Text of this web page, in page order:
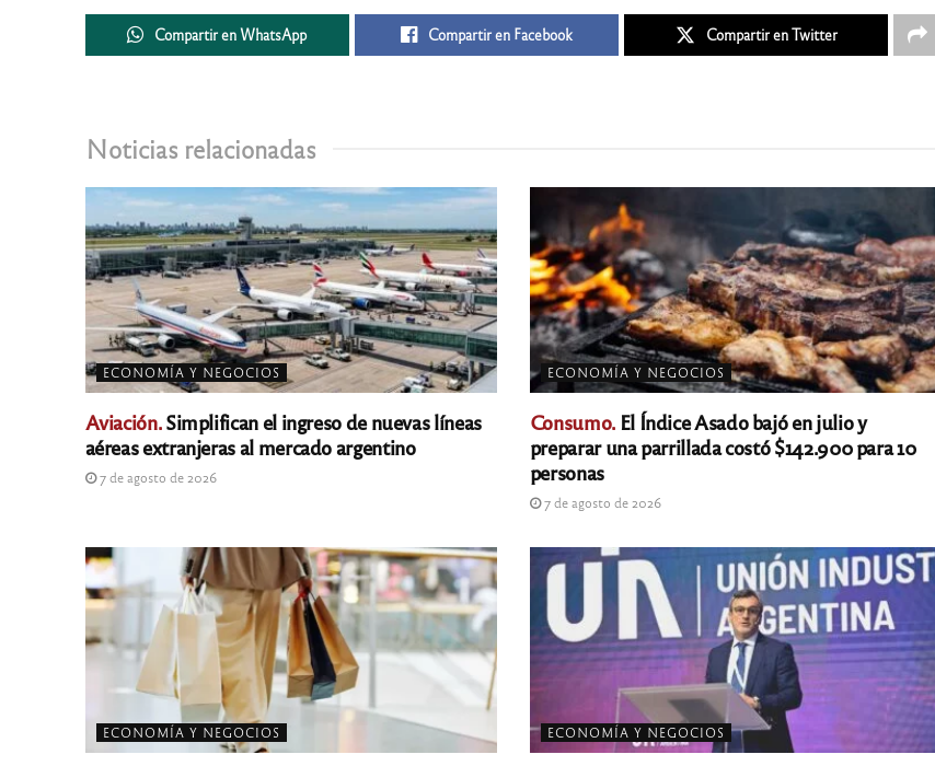
Compartir en WhatsApp Compartir en Facebook Compartir en Twitter
Noticias relacionadas
ECONOMÍA Y NEGOCIOS
Aviación.Simplifican el ingreso de nuevas líneas
aéreas extranjeras al mercado argentino
7 de agosto de 2026
ECONOMÍA Y NEGOCIOS
Consumo.El Índice Asado bajó en julio y
preparar una parrillada costó $142.900 para 10
personas
7 de agosto de 2026
ECONOMÍA Y NEGOCIOS ECONOMÍA Y NEGOCIOS